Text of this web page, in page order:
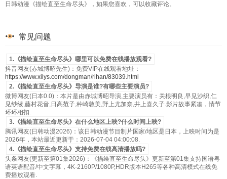
日韩动漫《描绘直至生命尽头》，如果您喜欢，可以收藏评论。
常见问题
1.《描绘直至生命尽头》哪里可以免费在线播放观看?
抖音网友(赤城博昭先生)：免费VIP在线观看地址：
https://www.xilys.com/dongman/rihan/83039.html
2.《描绘直至生命尽头》导演是谁?有哪些主要演员?
微博网友(日本0.0)：本片是由赤城博昭导演,主要演员有：关根明良,早见沙织,仁
见纱绫,藤村花音,日高范子,种崎敦美,野上尤加奈,井上喜久子.影片故事紧凑，情节
环环相扣.
3.《描绘直至生命尽头》在什么地区上映?什么时间上映?
腾讯网友(日韩动漫2026)：该日韩动漫节目制片国家/地区是日本，上映时间为是
2026年，本站最近更新于：2026-07-04 04:00:08.
4.《描绘直至生命尽头》支持免费在线高清播放吗?
头条网友(更新至第01集2026)：《描绘直至生命尽头》更新至第01集支持国语粤
语英语配音/中文字幕，4K-2160P/1080P,HDR版本H265等各种高清模式在线免
费播放观看.